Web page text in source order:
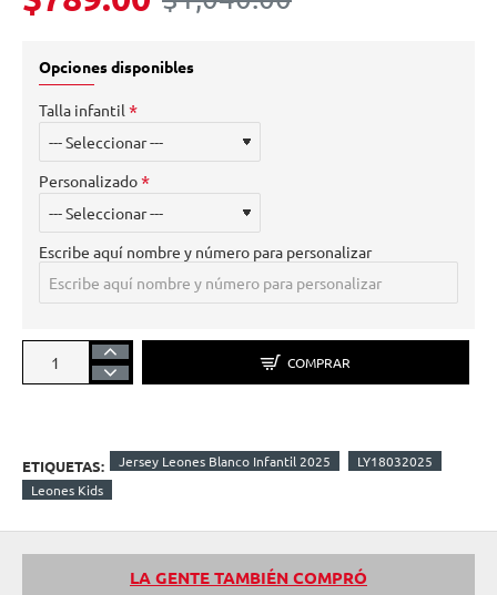
Opciones disponibles
Talla infantil
Personalizado
Escribe aquí nombre y número para personalizar
COMPRAR
ETIQUETAS: Jersey Leones Blanco Infantil 2025
LY18032025
Leones Kids
LA GENTE TAMBIÉN COMPRÓ